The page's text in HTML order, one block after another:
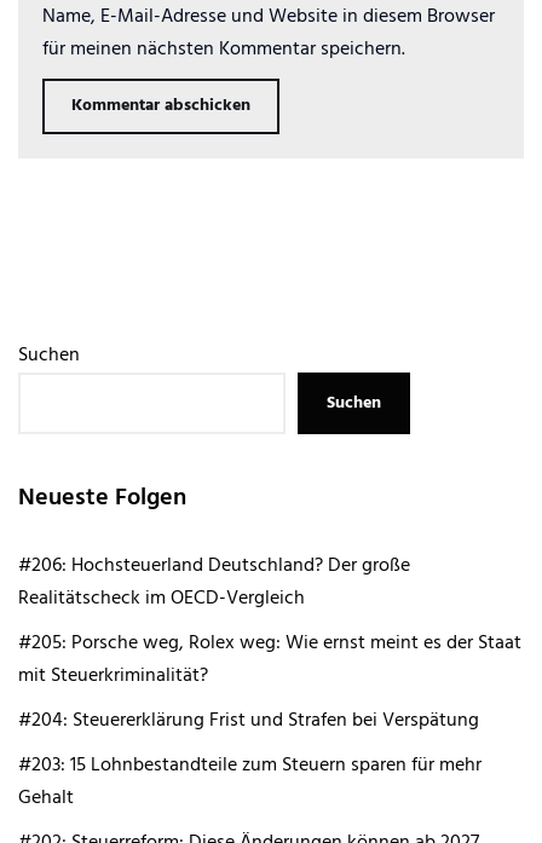
Name, E-Mail-Adresse und Website in diesem Browser
für meinen nächsten Kommentar speichern.
Suchen
Suchen
Neueste Folgen
#206: Hochsteuerland Deutschland? Der große
Realitätscheck im OECD-Vergleich
#205: Porsche weg, Rolex weg: Wie ernst meint es der Staat
mit Steuerkriminalität?
#204: Steuererklärung Frist und Strafen bei Verspätung
#203: 15 Lohnbestandteile zum Steuern sparen für mehr
Gehalt